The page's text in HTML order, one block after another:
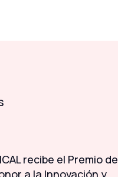
recibe el Premio de
a la Innovación y